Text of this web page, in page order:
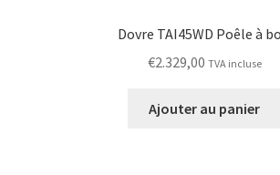
Dovre TAI45WD Poêle à
€2.329,00 TVA incluse
Ajouter au panier